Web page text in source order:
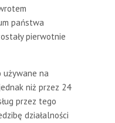
państwa
pierwotnie
używane na
niż przez 24
przez tego
działalności